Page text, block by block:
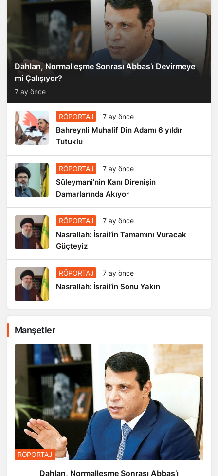
Dahlan, Normalleşme Sonrası Abbas’ı Devirmeye
mi Çalışıyor?
7 ay önce
RÖPORTAJ 7 ay önce
Bahreynli Muhalif Din Adamı 6 yıldır
Tutuklu
RÖPORTAJ 7 ay önce
Süleymani’nin Kanı Direnişin
Damarlarında Akıyor
RÖPORTAJ 7 ay önce
Nasrallah: İsrail’in Tamamını Vuracak
Güçteyiz
RÖPORTAJ 7 ay önce
Nasrallah: İsrail’in Sonu Yakın
Manşetler
RÖPORTAJ
Dahlan, Normalleşme Sonrası Abbas’ı